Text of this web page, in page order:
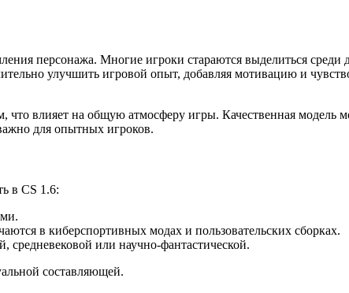
персонажа. Многие игроки стараются выделиться среди
улучшить игровой опыт, добавляя мотивацию и
что влияет на общую атмосферу игры. Качественная модель
для опытных игроков.
в CS 1.6:
в киберспортивных модах и пользовательских сборках.
или научно-фантастической.
составляющей.